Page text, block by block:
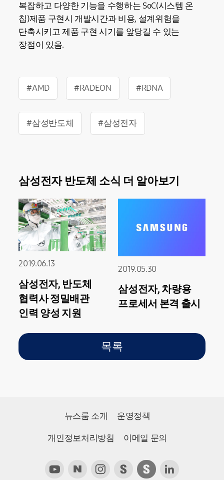
복잡하고 다양한 기능을 수행하는 SoC(시스템 온
칩)제품 구현시 개발시간과 비용, 설계위험을
단축시키고 제품 구현 시기를 앞당길 수 있는
장점이 있음.
#AMD #RADEON #RDNA
#삼성반도체 #삼성전자
삼성전자 반도체 소식 더 알아보기
2019.06.13
삼성전자, 반도체
협력사 정밀배관
인력 양성 지원
2019.05.30
삼성전자, 차량용
프로세서 본격 출시
목록
뉴스룸 소개 운영정책
개인정보처리방침 이메일 문의